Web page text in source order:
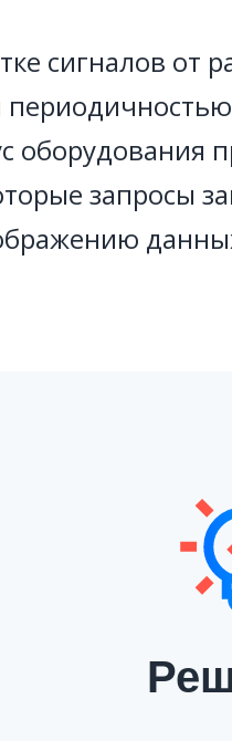
сигналов от
запросы